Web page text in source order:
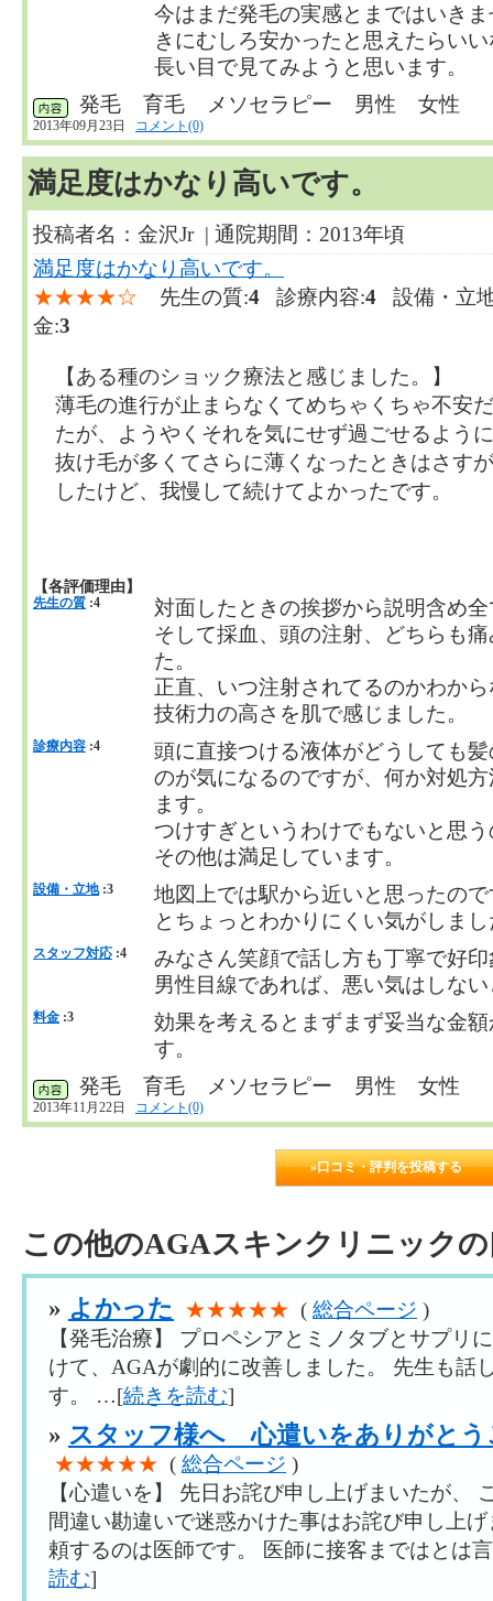
今はまだ発毛の実感とまではいき
きにむしろ安かったと思えたらい
長い目で見てみようと思います。
発毛 育毛 メソセラピー 男性 女性
2013年09月23日 コメント(0)
満足度はかなり高いです。
投稿者名：金沢Jr | 通院期間：2013年頃
満足度はかなり高いです。
★★★★☆ 先生の質:4 診療内容:4 設備・立
金:3
【ある種のショック療法と感じました。】
薄毛の進行が止まらなくてめちゃくちゃ不安
たが、ようやくそれを気にせず過ごせるよう
抜け毛が多くてさらに薄くなったときはさす
したけど、我慢して続けてよかったです。
【各評価理由】
先生の質 :4
対面したときの挨拶から説明含め
そして採血、頭の注射、どちらも
た。
正直、いつ注射されてるのかわか
技術力の高さを肌で感じました。
診療内容 :4
頭に直接つける液体がどうしても
のが気になるのですが、何か対処
ます。
つけすぎというわけでもないと思
その他は満足しています。
設備・立地:3
地図上では駅から近いと思ったの
とちょっとわかりにくい気がしま
スタッフ対応 :4
みなさん笑顔で話し方も丁寧で好
男性目線であれば、悪い気はしな
料金 :3
効果を考えるとまずまず妥当な金
す。
発毛 育毛 メソセラピー 男性 女性
2013年11月22日 コメント(0)
»口コミ・評判を投稿する
この他のAGAスキンクリニック
» よかった ★★★★★ ( 総合ページ )
【発毛治療】 プロペシアとミノタブとサプリ
けて、AGAが劇的に改善しました。 先生も話
す。 …[続きを読む]
» スタッフ様へ 心遣いをありがとう
★★★★★ ( 総合ページ )
【心遣いを】 先日お詫び申し上げまいたが、
間違い勘違いで迷惑かけた事はお詫び申し上
頼するのは医師です。 医師に接客まではとは
読む]